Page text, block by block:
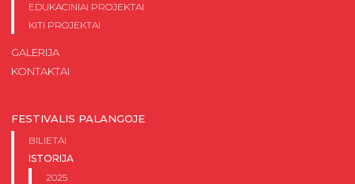
EDUKACINIAI PROJEKTAI
KITI PROJEKTAI
GALERIJA
KONTAKTAI
FESTIVALIS PALANGOJE
BILIETAI
ISTORIJA
2025